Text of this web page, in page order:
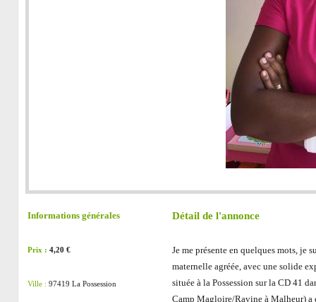
Informations générales
Prix : 4,20 €
Ville : 97419 La Possession
Détail de l'annonce
Je me présente en quelques mots, je
maternelle agréée, avec une solide
située à la Possession sur la CD 41
Camp Magloire/Ravine à Malheur) a